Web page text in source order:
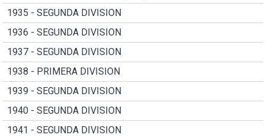
1935 - SEGUNDA DIVISION
1936 - SEGUNDA DIVISION
1937 - SEGUNDA DIVISION
1938 - PRIMERA DIVISION
1939 - SEGUNDA DIVISION
1940 - SEGUNDA DIVISION
1941 - SEGUNDA DIVISION